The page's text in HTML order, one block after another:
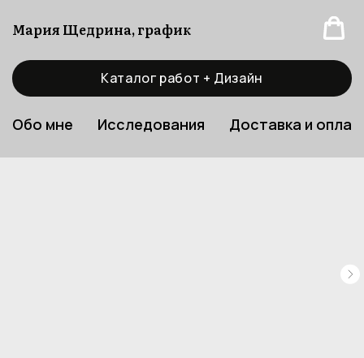
Мария Щедрина, график
Каталог работ + Дизайн
Обо мне Исследования Доставка и